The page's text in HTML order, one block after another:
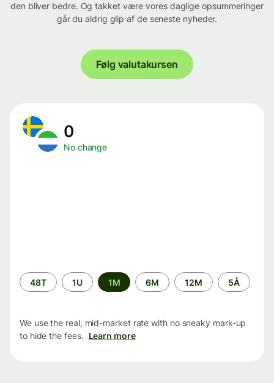
den bliver bedre. Og takket være vores daglige opsummeringer
går du aldrig glip af de seneste nyheder.
Følg valutakursen
0
No change
Time
period
48T 1U 1M 6M 12M 5Å
We use the real, mid-market rate with no sneaky mark-up
to hide the fees. Learn more